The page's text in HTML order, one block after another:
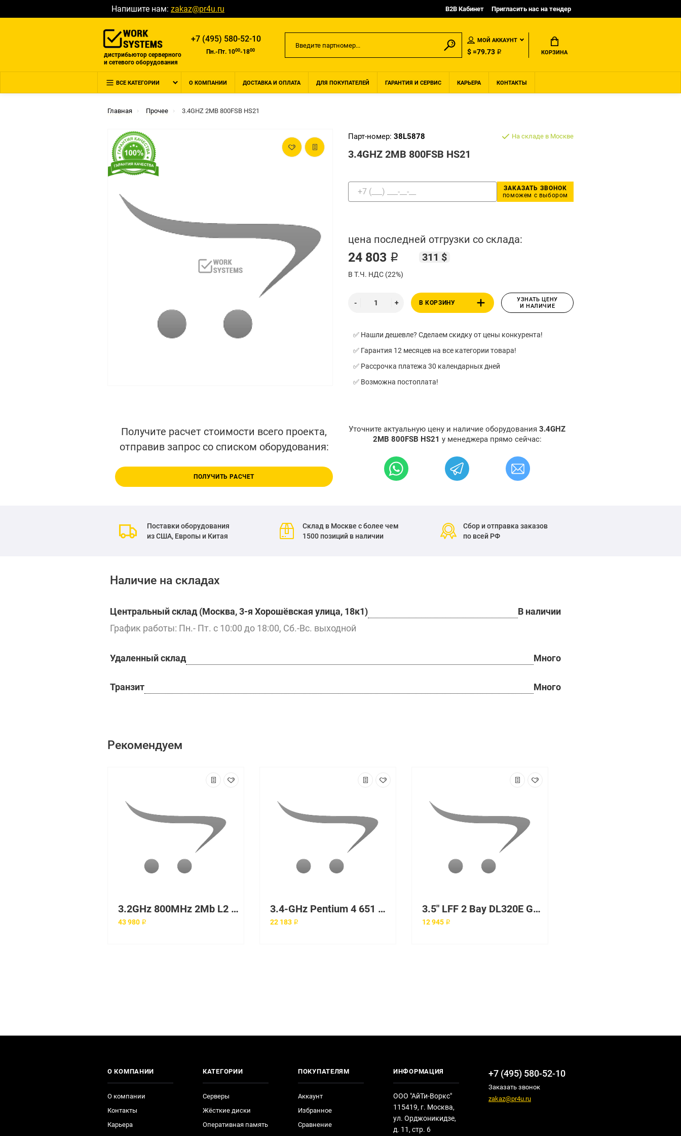
Напишите нам: zakaz@pr4u.ru B2B Кабинет Пригласить нас на тендер
дистрибьютор серверного
и сетевого оборудования
+7 (495) 580-52-10
Пн.-Пт. 1000-1800
МОЙ АККАУНТ
$ =79.73 ₽ КОРЗИНА
ВСЕ КАТЕГОРИИ О КОМПАНИИ ДОСТАВКА И ОПЛАТА ДЛЯ ПОКУПАТЕЛЕЙ ГАРАНТИЯ И СЕРВИС КАРЬЕРА КОНТАКТЫ
Главная Прочее 3.4GHZ 2MB 800FSB HS21
Парт-номер: 38L5878
3.4GHZ 2MB 800FSB HS21
На складе в Москве
ЗАКАЗАТЬ ЗВОНОК
поможем с выбором
цена последней отгрузки со склада:
24 803 ₽ 311 $
В Т.Ч. НДС (22%)
В КОРЗИНУ
УЗНАТЬ ЦЕНУ
И НАЛИЧИЕ
✅ Нашли дешевле? Сделаем скидку от цены конкурента!
✅ Гарантия 12 месяцев на все категории товара!
✅ Рассрочка платежа 30 календарных дней
✅ Возможна постоплата!
Получите расчет стоимости всего проекта,
отправив запрос со списком оборудования:
ПОЛУЧИТЬ РАСЧЕТ
Уточните актуальную цену и наличие оборудования 3.4GHZ
2MB 800FSB HS21 у менеджера прямо сейчас:
Поставки оборудования
из США, Европы и Китая
Склад в Москве с более чем
1500 позиций в наличии
Сбор и отправка заказов
по всей РФ
Наличие на складах
Центральный склад (Москва, 3-я Хорошёвская улица, 18к1)
В наличии
График работы: Пн.- Пт. с 10:00 до 18:00, Сб.-Вс. выходной
Удаленный склад Много
Транзит Много
Рекомендуем
3.2GHz 800MHz 2Mb L2 Xeon Upgrade
43 980 ₽
3.4-GHz Pentium 4 651 processor, 2MB, 800-MHz FSB LGA775 для ML310 G4
22 183 ₽
3.5" LFF 2 Bay DL320E G8 V2 /Cage
12 945 ₽
О КОМПАНИИ
О компании
Контакты
Карьера
КАТЕГОРИИ
Серверы
Жёсткие диски
Оперативная память
ПОКУПАТЕЛЯМ
Аккаунт
Избранное
Сравнение
ИНФОРМАЦИЯ
ООО "АйТи-Воркс"
115419, г. Москва,
ул. Орджоникидзе,
д. 11, стр. 6
+7 (495) 580-52-10
Заказать звонок
zakaz@pr4u.ru